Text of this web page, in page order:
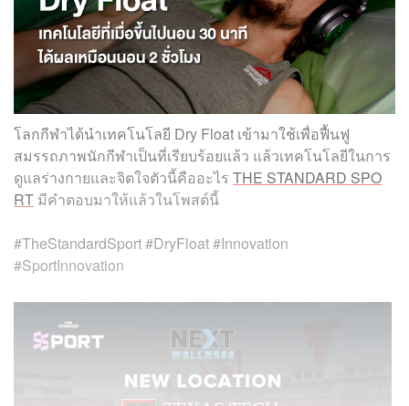
โลกกีฬาได้นำเทคโนโลยี Dry Float เข้ามาใช้เพื่อฟื้นฟู
สมรรถภาพนักกีฬาเป็นที่เรียบร้อยแล้ว แล้วเทคโนโลยีในการ
ดูแลร่างกายและจิตใจตัวนี้คืออะไร THE STANDARD SPO
RT มีคำตอบมาให้แล้วในโพสต์นี้
#TheStandardSport #DryFloat #Innovation
#SportInnovation